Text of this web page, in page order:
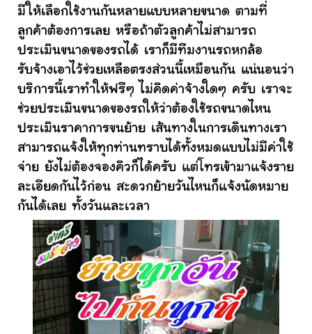
มีให้เลือกใช้งานกันหลายแบบหลายขนาด ตามที่
ลูกค้าต้องการเลย หรือถ้าตัวลูกค้าไม่สามารถ
ประเมินขนาดของรถได้ เราก็มีทีมงานรถหกล้อ
รับจ้างเอาไว้ช่วยเหลือตรงส่วนนี้เหมือนกัน แน่นอนว่า
บริการนี้เราทำให้ฟรีๆ ไม่คิดค่าจ้างใดๆ ครับ เราจะ
ช่วยประเมินขนาดของรถให้ว่าต้องใช้รถขนาดไหน
ประเมินราคาการขนย้าย เส้นทางในการเดินทางเรา
สามารถแจ้งให้ทุกท่านทราบได้ทั้งหมดแบบไม่มีค่าใช้
จ่าย ยังไม่ต้องจองคิวก็ได้ครับ แต่โทรเข้ามาแจ้งราย
ละเอียดกันไว้ก่อน สะดวกย้ายวันไหนก็แจ้งนัดหมาย
กันได้เลย ทั้งวันและเวลา